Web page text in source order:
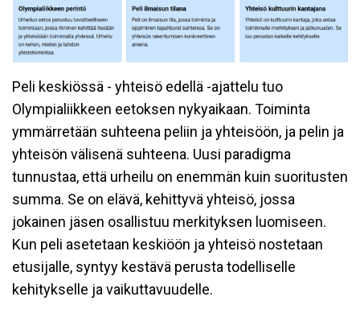
Peli keskiössä - yhteisö edellä -ajattelu tuo
Olympialiikkeen eetoksen nykyaikaan. Toiminta
ymmärretään suhteena peliin ja yhteisöön, ja pelin ja
yhteisön välisenä suhteena. Uusi paradigma
tunnustaa, että urheilu on enemmän kuin suoritusten
summa. Se on elävä, kehittyvä yhteisö, jossa
jokainen jäsen osallistuu merkityksen luomiseen.
Kun peli asetetaan keskiöön ja yhteisö nostetaan
etusijalle, syntyy kestävä perusta todelliselle
kehitykselle ja vaikuttavuudelle.